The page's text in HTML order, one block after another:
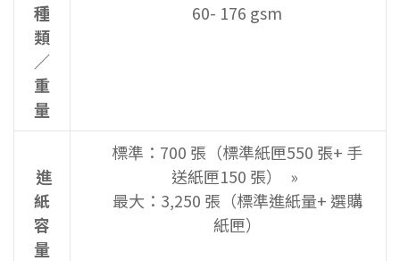
種
類
／
重
量
60- 176 gsm
進
紙
容
量
標準：700 張（標準紙匣550 張+ 手
送紙匣150 張）
最大：3,250 張（標準進紙量+ 選購
紙匣）